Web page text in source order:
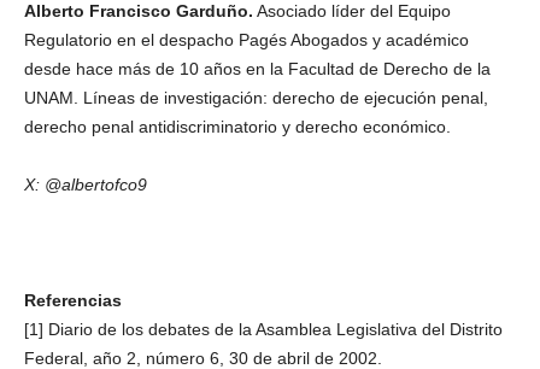
Alberto Francisco Garduño. Asociado líder del Equipo
Regulatorio en el despacho Pagés Abogados y académico
desde hace más de 10 años en la Facultad de Derecho de la
UNAM. Líneas de investigación: derecho de ejecución penal,
derecho penal antidiscriminatorio y derecho económico.
X: @albertofco9
Referencias
[1] Diario de los debates de la Asamblea Legislativa del Distrito
Federal, año 2, número 6, 30 de abril de 2002.